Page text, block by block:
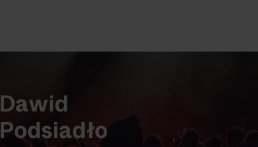
Dawid
Podsiadło